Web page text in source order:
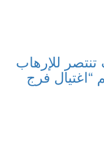
للإرهاب
“اغتيال فرج